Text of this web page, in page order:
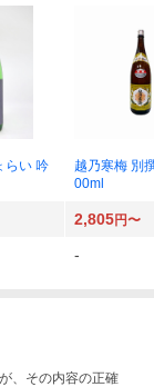
らい 吟
越乃寒梅 別
00ml
2,805円〜
-
、その内容の正確